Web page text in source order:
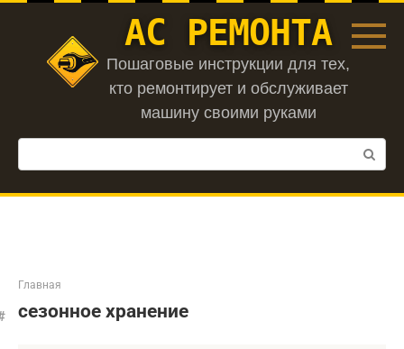
Перейти
АС РЕМОНТА
Пошаговые инструкции для тех,
кто ремонтирует и обслуживает
машину своими руками
Поиск:
Главная
сезонное хранение